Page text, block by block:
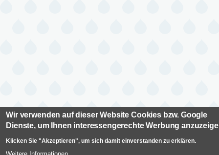
Wir verwenden auf dieser Website Cookies bzw. Google
Dienste, um Ihnen interessengerechte Werbung
Klicken Sie "Akzeptieren", um sich damit einverstanden zu erklären.